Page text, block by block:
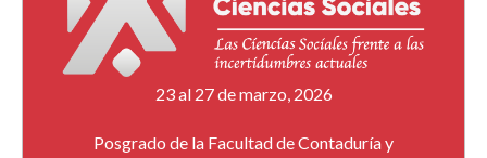
23 al 27 de marzo, 2026
Posgrado de la Facultad de Contaduría y